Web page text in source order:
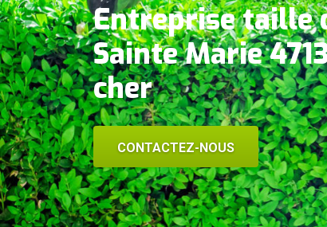
Entreprise taille
Sainte Marie
cher
CONTACTEZ-NOUS